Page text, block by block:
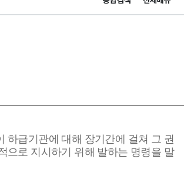
전자정부 누리집입니다.
하급기관에 대해 장기간에 걸쳐 그 권
으로 지시하기 위해 발하는 명령을 말